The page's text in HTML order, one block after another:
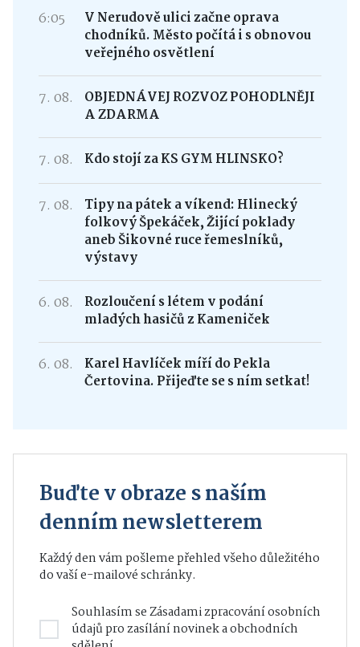
6:05
V Nerudově ulici začne oprava
chodníků. Město počítá i s obnovou
veřejného osvětlení
7. 08.
OBJEDNÁVEJ ROZVOZ POHODLNĚJI
A ZDARMA
7. 08. Kdo stojí za KS GYM HLINSKO?
7. 08.
Tipy na pátek a víkend: Hlinecký
folkový Špekáček, Žijící poklady
aneb Šikovné ruce řemeslníků,
výstavy
6. 08.
Rozloučení s létem v podání
mladých hasičů z Kameniček
6. 08.
Karel Havlíček míří do Pekla
Čertovina. Přijeďte se s ním setkat!
Buďte v obraze s naším
denním newsletterem
Každý den vám pošleme přehled všeho důležitého
do vaší e-mailové schránky.
Souhlasím seZásadami zpracování osobních
údajůpro zasílání novinek a obchodních